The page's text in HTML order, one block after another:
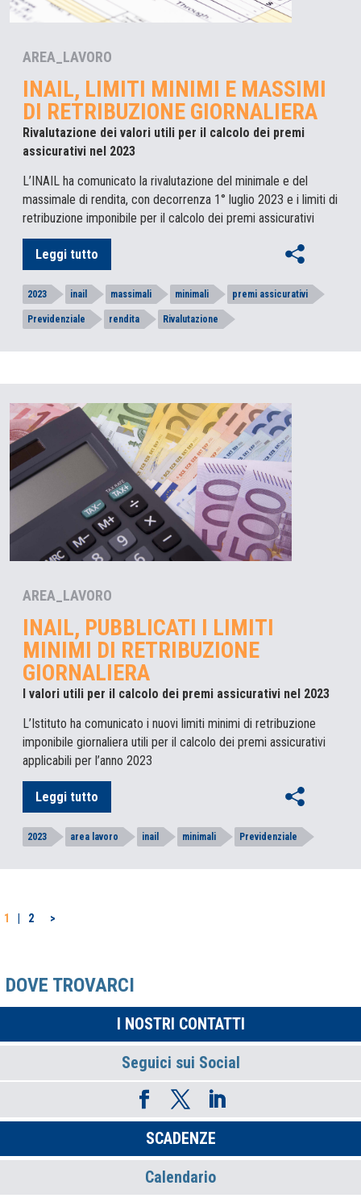
AREA_LAVORO
INAIL, LIMITI MINIMI E MASSIMI
DI RETRIBUZIONE GIORNALIERA
Rivalutazione dei valori utili per il calcolo dei premi
assicurativi nel 2023
L’INAIL ha comunicato la rivalutazione del minimale e del
massimale di rendita, con decorrenza 1° luglio 2023 e i limiti di
retribuzione imponibile per il calcolo dei premi assicurativi
Leggi tutto
2023 inail massimali minimali premi assicurativi
Previdenziale rendita Rivalutazione
AREA_LAVORO
INAIL, PUBBLICATI I LIMITI
MINIMI DI RETRIBUZIONE
GIORNALIERA
I valori utili per il calcolo dei premi assicurativi nel 2023
L’Istituto ha comunicato i nuovi limiti minimi di retribuzione
imponibile giornaliera utili per il calcolo dei premi assicurativi
applicabili per l’anno 2023
Leggi tutto
2023 area lavoro inail minimali Previdenziale
PAGINAZIONE
ARTICOLI
1 2 >
DOVE TROVARCI
I NOSTRI CONTATTI
Seguici sui Social
SCADENZE
Calendario